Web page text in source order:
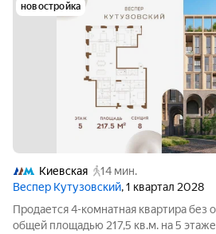
новостройка
Киевская
14 мин.
Веспер Кутузовский, 1 квартал 2028
Продается 4-комнатная квартира без
общей площадью 217,5 кв.м. на 5